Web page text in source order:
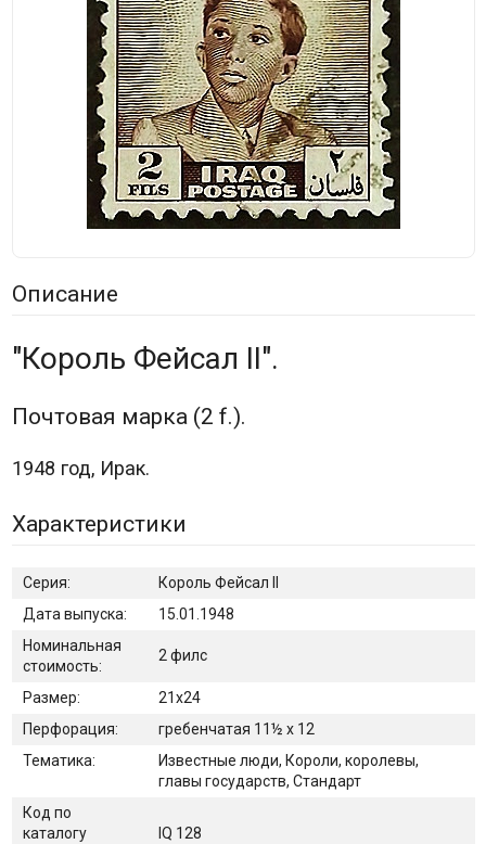
Описание
"Король Фейсал II".
Почтовая марка (2 f.).
1948 год, Ирак.
Характеристики
Серия:
Король Фейсал II
Дата выпуска:
15.01.1948
Номинальная
стоимость:
2 филс
Размер:
21х24
Перфорация:
гребенчатая 11½ x 12
Тематика:
Известные люди, Короли, королевы,
главы государств, Стандарт
Код по
каталогу
IQ 128